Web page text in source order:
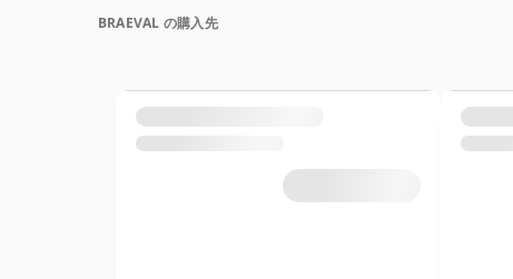
BRAEVAL の購入先